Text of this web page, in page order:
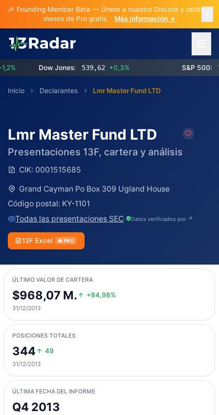
🎉 Founding Member Beta — Únete a nuestro Discord y obtén 3
meses de Pro gratis.
Más información →
Dow Jones: 539,62 +0,3% S&P 500:
Inicio Declarantes Lmr Master Fund LTD
Lmr Master Fund LTD
Presentaciones 13F, cartera y análisis
CIK: 0001515685
Grand Cayman Po Box 309 Ugland House
Código postal: KY-1101
Todas las presentaciones SEC· Datos verificados por ↗
13F Excel PRO
ÚLTIMO VALOR DE CARTERA
$968,07 M. +84,98%
31/12/2013
POSICIONES TOTALES
344 49
31/12/2013
ÚLTIMA FECHA DEL INFORME
Q4 2013